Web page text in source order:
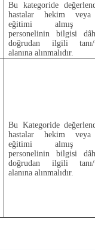
Bu kategoride
hastalar hekim
eğitimi almış
personelinin bilgisi
doğrudan ilgili tanı/
alanına alınmalıdır.
Bu Kategoride
hastalar hekim
eğitimi almış
personelinin bilgisi
doğrudan ilgili tanı/
alanına alınmalıdır.